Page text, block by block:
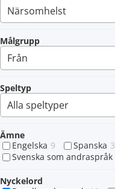
Målgrupp
Speltyp
Ämne
Engelska 9 Spanska 3
Svenska som andraspråk
Nyckelord